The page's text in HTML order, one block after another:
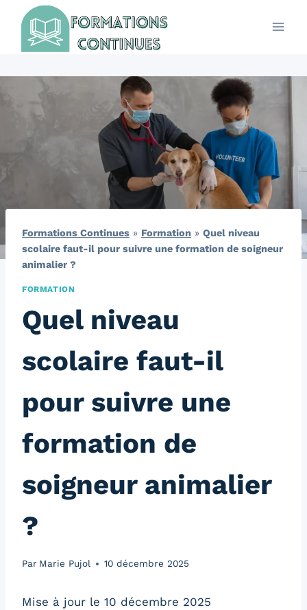
contenu
Formations Continues » Formation » Quel niveau
scolaire faut-il pour suivre une formation de soigneur
animalier ?
FORMATION
Quel niveau
scolaire faut-il
pour suivre une
formation de
soigneur animalier
?
Par Marie Pujol 10 décembre 2025
Mise à jour le 10 décembre 2025